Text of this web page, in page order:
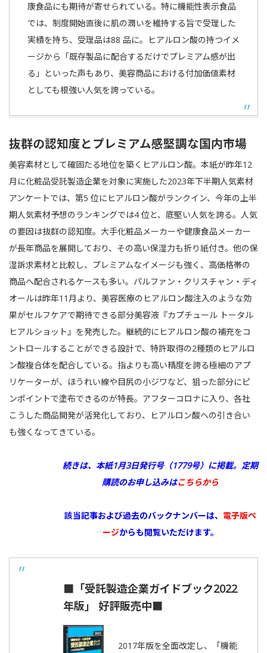
康食品にも期待が寄せられている。特に機能性表示食品
では、制度開始直後に肌の潤いを維持する旨で受理した
実績を持ち、受理品は88 品に。ヒアルロン酸の持つイメ
ージから「既存製品に配合するだけでプレミアム感が出
る」といった声もあり、美容商品における付加価値素材
としても根強い人気を誇っている。
抜群の認知度とプレミアム感堅調な国内市場
美容素材として確固たる地位を築くヒアルロン酸。本紙が昨年12
月に化粧品受託製造企業を対象に実施した2023年下半期人気素材
アンケートでは、第5 位にヒアルロン酸がランクイン、今年の上半
期人気素材予想のランキングでは4 位と、底堅い人気を誇る。人気
の要因は抜群の認知度。大手化粧品メーカーや健康食品メーカー
が長年商品を展開しており、その高い保湿力も折り紙付き。他の保
湿訴求素材と比較し、プレミアムなイメージも強く、高価格帯の
商品へ配合されるケースも多い。パルファン・クリスチャン・ディ
オールは昨年11月より、美容医療のヒアルロン酸注入のような効
果がセルフケアで期待できる部分美容液『カプチュール トータル
ヒアルショット』を発売した。継続的にヒアルロン酸の補充をコ
ントロールすることができる設計で、特許取得の2種類のヒアルロ
ン酸複合体を配合している。指よりも高い精度を誇る極細のアプ
リケーターが、ほうれい線や目尻の小ジワなど、狙った部分にピ
ンポイントで塗布できるのが特長。アフターコロナに入り、各社
こうした商品開発が活発化しており、ヒアルロン酸への引き合い
も強くなってきている。
続きは、本紙1月3日発行号（1779号）に掲載。 定期
購読のお申し込みはこちらから
該当記事および過去のバックナンバーは、 電子版ペ
ージからも閲覧いただけます。
■「受託製造企業ガイドブック2022
年版」 好評販売中■
2017年版を全面改定し、「機能